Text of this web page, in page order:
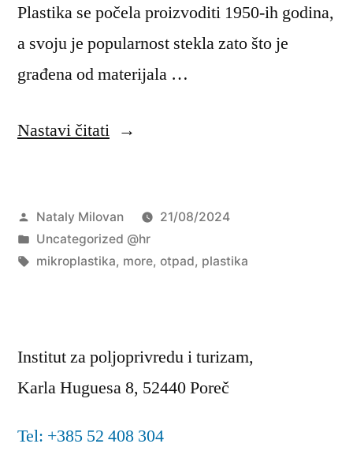
Plastika se počela proizvoditi 1950-ih godina,
a svoju je popularnost stekla zato što je
građena od materijala …
Nastavi čitati “Plastični
njegov
utjecaj
Objavio
Nataly Milovan
21/08/2024
Objavljeno
u
Uncategorized @hr
Oznake:
mikroplastika, more, otpad, plastika
Institut za poljoprivredu i turizam,
Karla Huguesa 8, 52440 Poreč
Tel: +385 52 408 304